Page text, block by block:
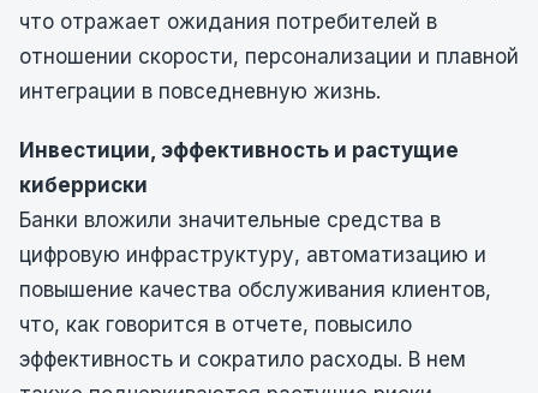
что отражает ожидания потребителей в
отношении скорости, персонализации и плавной
интеграции в повседневную жизнь.
Инвестиции, эффективность и растущие
киберриски
Банки вложили значительные средства в
цифровую инфраструктуру, автоматизацию и
повышение качества обслуживания клиентов,
что, как говорится в отчете, повысило
эффективность и сократило расходы. В нем